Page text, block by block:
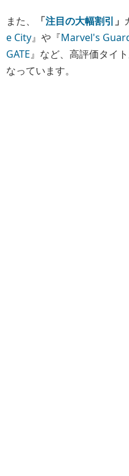
また、 「注目の大幅割引 」
e City』や『Marvel's
GATE』など、高評価タイ
なっています。